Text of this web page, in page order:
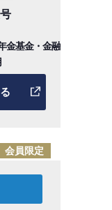
金基金・金融
会員限定